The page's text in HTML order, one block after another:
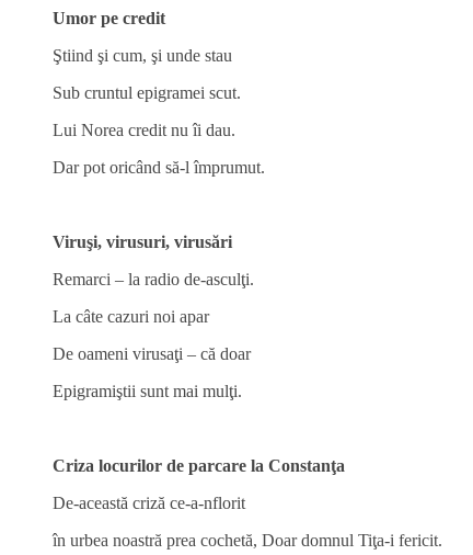
Umor pe credit
Ştiind şi cum, şi unde stau
Sub cruntul epigramei scut.
Lui Norea credit nu îi dau.
Dar pot oricând să-l împrumut.
Viruşi, virusuri, virusări
Remarci ‒ la radio de-asculţi.
La câte cazuri noi apar
De oameni virusaţi ‒ că doar
Epigramiştii sunt mai mulţi.
Criza locurilor de parcare la Constanţa
De-această criză ce-a-nflorit
în urbea noastră prea cochetă, Doar domnul Tiţa-i fericit.